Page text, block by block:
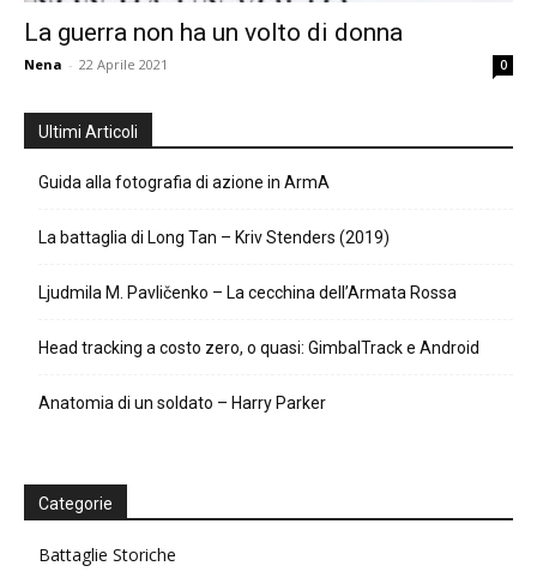
La guerra non ha un volto di donna
Nena - 22 Aprile 2021 0
Ultimi Articoli
Guida alla fotografia di azione in ArmA
La battaglia di Long Tan – Kriv Stenders (2019)
Ljudmila M. Pavličenko – La cecchina dell’Armata Rossa
Head tracking a costo zero, o quasi: GimbalTrack e Android
Anatomia di un soldato – Harry Parker
Categorie
Battaglie Storiche